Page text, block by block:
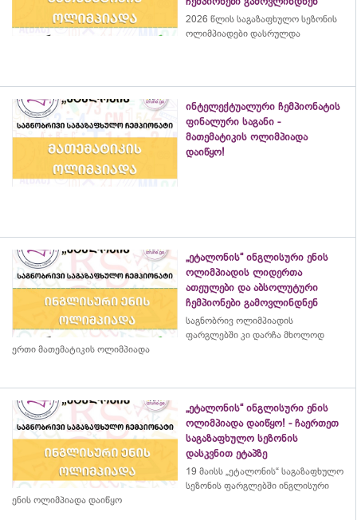
2026 წლის საგაზაფხულო სეზონის
ოლიმპიადები დასრულდა
ინტელექტუალური ჩემპიონატის
ფინალური საგანი -
მათემატიკის ოლიმპიადა
დაიწყო!
„ეტალონის“ ინგლისური ენის
ოლიმპიადის ლიდერთა
ათეულები და აბსოლუტური
ჩემპიონები გამოვლინდნენ
საგნობრივ ოლიმპიადის
ფარგლებში კი დარჩა მხოლოდ
ერთი მათემატიკის ოლიმპიადა
„ეტალონის“ ინგლისური ენის
ოლიმპიადა დაიწყო! - ჩაერთეთ
საგაზაფხულო სეზონის
დასკვნით ეტაპზე
19 მაისს „ეტალონის“ საგაზაფხულო
სეზონის ფარგლებში ინგლისური
ენის ოლიმპიადა დაიწყო